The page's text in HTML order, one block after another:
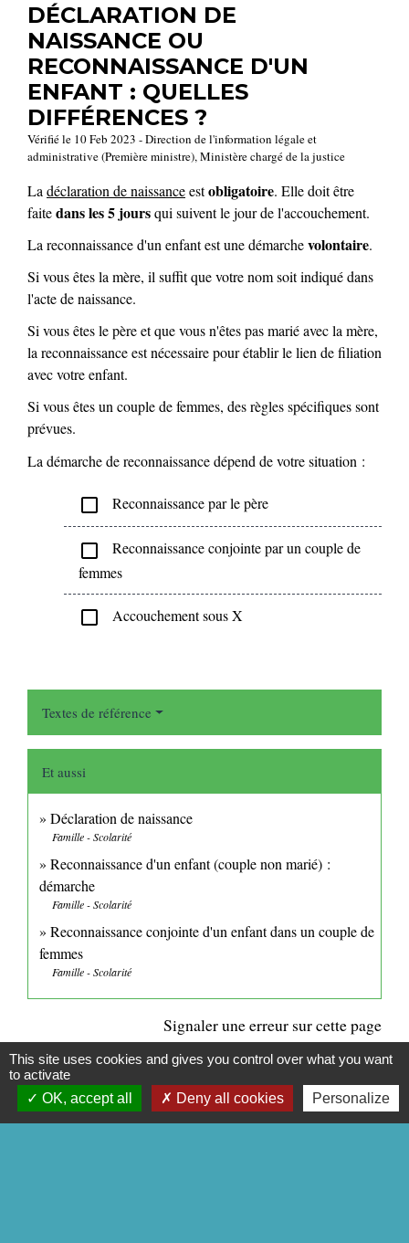
DÉCLARATION DE
NAISSANCE OU
RECONNAISSANCE D'UN
ENFANT : QUELLES
DIFFÉRENCES ?
Vérifié le 10 Feb 2023 - Direction de l'information légale et
administrative (Première ministre), Ministère chargé de la justice
La déclaration de naissanceestobligatoire. Elle doit être
faitedans les 5 joursqui suivent le jour de l'accouchement.
La reconnaissance d'un enfant est une démarchevolontaire.
Si vous êtes la mère, il suffit que votre nom soit indiqué dans
l'acte de naissance.
Si vous êtes le père et que vous n'êtes pas marié avec la mère,
la reconnaissance est nécessaire pour établir le lien de filiation
avec votre enfant.
Si vous êtes un couple de femmes, des règles spécifiques sont
prévues.
La démarche de reconnaissance dépend de votre situation :
check_box_outline_blank Reconnaissance par le père
check_box_outline_blank
Reconnaissance conjointe par un couple de
femmes
check_box_outline_blank Accouchement sous X
Textes de référence
Et aussi
Déclaration de naissance
Famille - Scolarité
Reconnaissance d'un enfant (couple non marié) :
démarche
Famille - Scolarité
Reconnaissance conjointe d'un enfant dans un couple de
femmes
Famille - Scolarité
Signaler une erreur sur cette page
This site uses cookies and gives you control over what you want
to activate
OK, accept all
Deny all cookies Personalize